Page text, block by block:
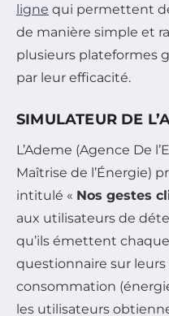
ligne qui permettent
de manière simple et
plusieurs plateformes
par leur efficacité.
SIMULATEUR DE
L’Ademe (Agence De
Maîtrise de l’Énergie)
intitulé « Nos gestes
aux utilisateurs de
qu’ils émettent
questionnaire sur
consommation
les utilisateurs